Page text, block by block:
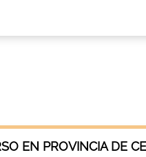
EN PROVINCIA DE